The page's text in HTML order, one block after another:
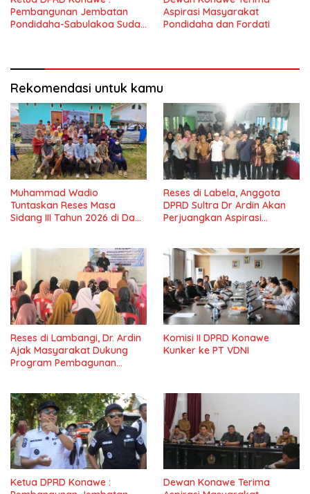
Pembangunan Jembatan
Pondidaha-Sabulakoa Sudah
Aspirasi Masyarakat
Pondidaha dan Fordati
Rekomendasi untuk kamu
Muhammad Wadio
Tuntaskan Reses Masa
Sidang III Tahun 2026 di Dapil
Reses di Labela, Anggota
DPRD Sultra Dr Ardin Akan
Perjuangkan Aspirasi
Reses di Lambangi, Dr. Ardin
Ajak Masyarakat Dukung
Program Pembagunan
Komisi II DPRD Konawe
Kunker ke PT VDNI
Ketua DPRD Konawe :
Dewan Konawe Terima